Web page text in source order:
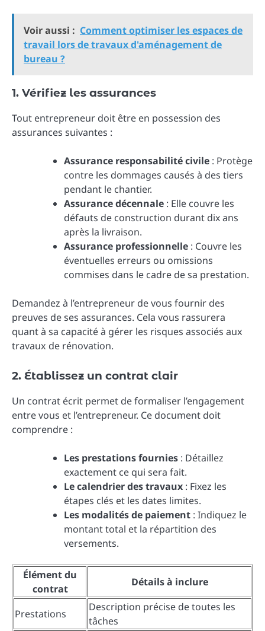
Voir aussi : Comment optimiser les espaces de
travail lors de travaux d'aménagement de
bureau ?
1. Vérifiez les assurances
Tout entrepreneur doit être en possession des
assurances suivantes :
Assurance responsabilité civile : Protège
contre les dommages causés à des tiers
pendant le chantier.
Assurance décennale : Elle couvre les
défauts de construction durant dix ans
après la livraison.
Assurance professionnelle : Couvre les
éventuelles erreurs ou omissions
commises dans le cadre de sa prestation.
Demandez à l’entrepreneur de vous fournir des
preuves de ses assurances. Cela vous rassurera
quant à sa capacité à gérer les risques associés aux
travaux de rénovation.
2. Établissez un contrat clair
Un contrat écrit permet de formaliser l’engagement
entre vous et l’entrepreneur. Ce document doit
comprendre :
Les prestations fournies : Détaillez
exactement ce qui sera fait.
Le calendrier des travaux : Fixez les
étapes clés et les dates limites.
Les modalités de paiement : Indiquez le
montant total et la répartition des
versements.
Élément du
contrat
Détails à inclure
Prestations
Description précise de toutes les
tâches